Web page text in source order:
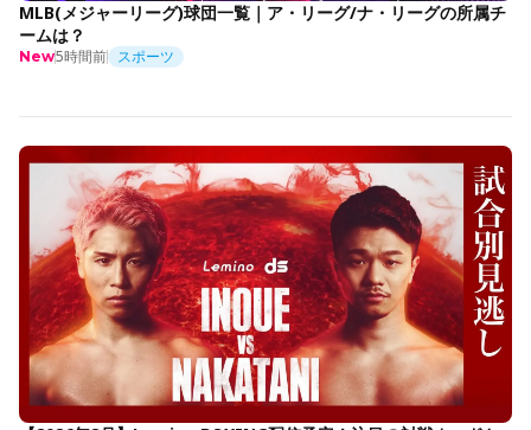
MLB(メジャーリーグ)球団一覧｜ア・リーグ/ナ・リーグの所属チ
ームは？
New5時間前 スポーツ